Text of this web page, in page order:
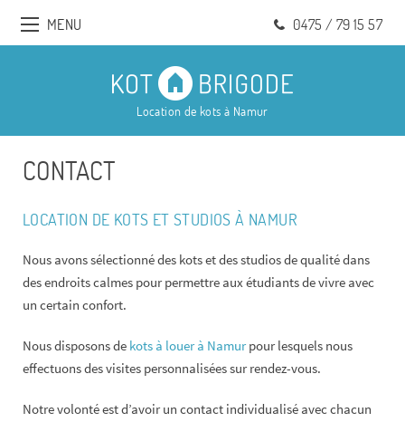
Location de kots à Namur
MENU 0475 / 79 15 57
CONTACT
LOCATION DE KOTS ET STUDIOS À NAMUR
Nous avons sélectionné des kots et des studios de qualité dans
des endroits calmes pour permettre aux étudiants de vivre avec
un certain confort.
Nous disposons de kots à louer à Namurpour lesquels nous
effectuons des visites personnalisées sur rendez-vous.
Notre volonté est d’avoir un contact individualisé avec chacun